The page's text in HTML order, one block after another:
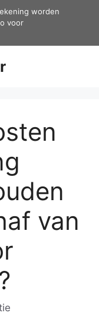
worden
voor
van